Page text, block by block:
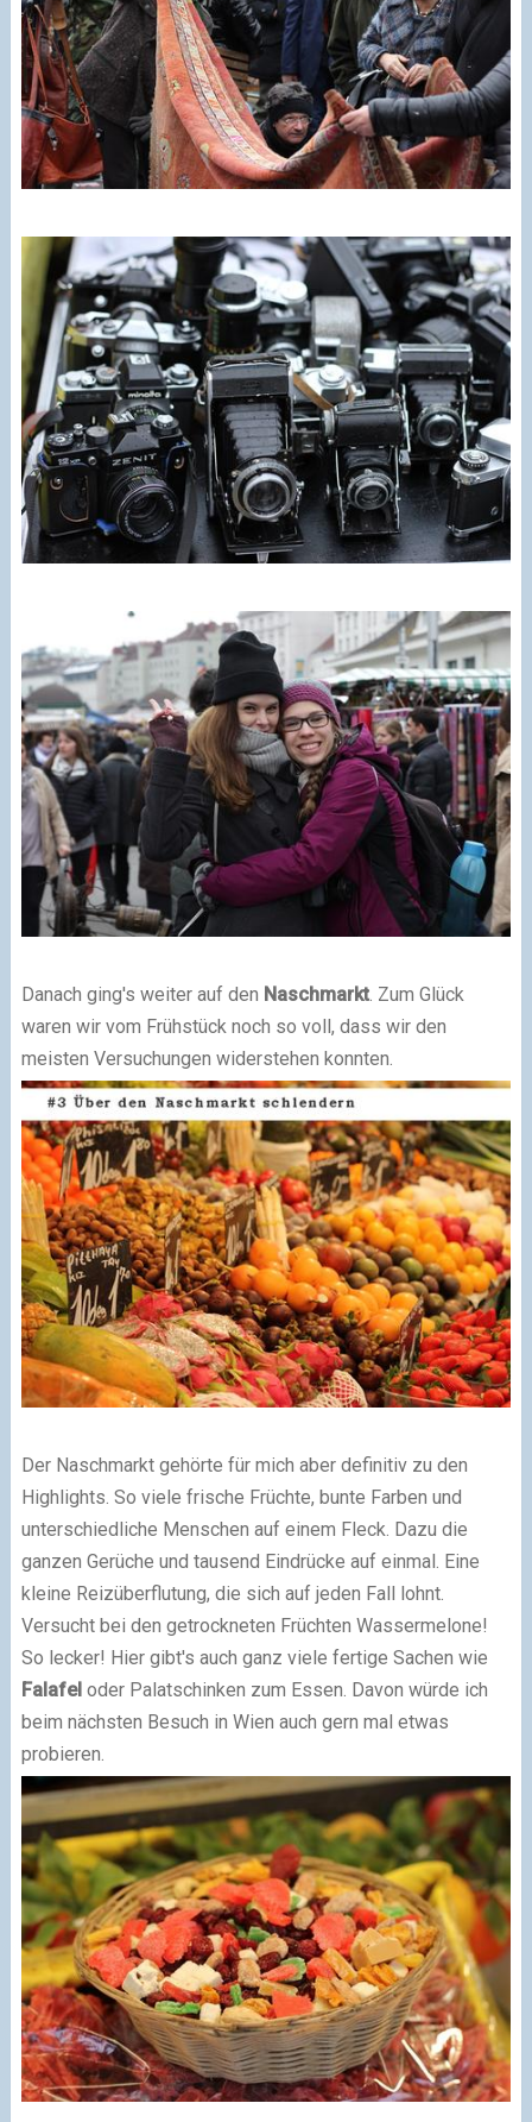
Danach ging's weiter auf den Naschmarkt. Zum Glück
waren wir vom Frühstück noch so voll, dass wir den
meisten Versuchungen widerstehen konnten.
Der Naschmarkt gehörte für mich aber definitiv zu den
Highlights. So viele frische Früchte, bunte Farben und
unterschiedliche Menschen auf einem Fleck. Dazu die
ganzen Gerüche und tausend Eindrücke auf einmal. Eine
kleine Reizüberflutung, die sich auf jeden Fall lohnt.
Versucht bei den getrockneten Früchten Wassermelone!
So lecker! Hier gibt's auch ganz viele fertige Sachen wie
Falafeloder Palatschinken zum Essen. Davon würde ich
beim nächsten Besuch in Wien auch gern mal etwas
probieren.